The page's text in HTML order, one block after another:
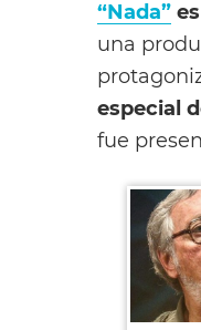
“Nada”
una
especial
fue